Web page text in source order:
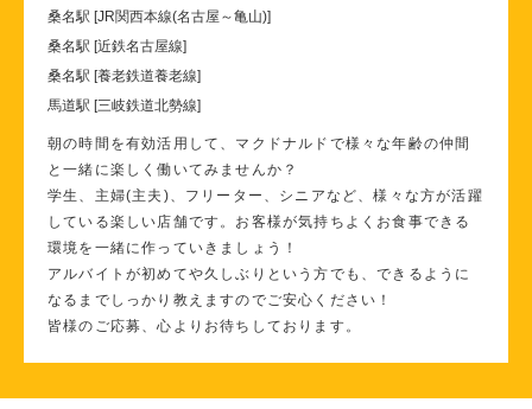
桑名駅 [JR関西本線(名古屋～亀山)]
桑名駅 [近鉄名古屋線]
桑名駅 [養老鉄道養老線]
馬道駅 [三岐鉄道北勢線]
朝の時間を有効活用して、マクドナルドで様々な年齢の仲間
と一緒に楽しく働いてみませんか？
学生、主婦(主夫)、フリーター、シニアなど、様々な方が活躍
している楽しい店舗です。お客様が気持ちよくお食事できる
環境を一緒に作っていきましょう！
アルバイトが初めてや久しぶりという方でも、できるように
なるまでしっかり教えますのでご安心ください！
皆様のご応募、心よりお待ちしております。